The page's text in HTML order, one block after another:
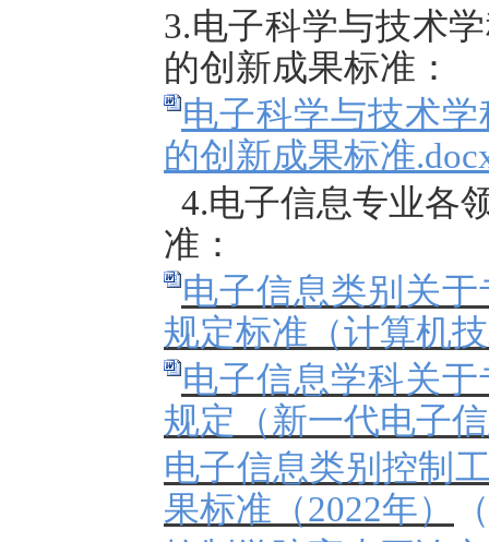
3.电子科学与技术
的创新成果标准：
电子科学与技术
的创新成果标准
4.电子信息专业各
准：
电子信息类别关
规定标准（计算机
电子信息学科关
规定（新一代电子
电子信息类别控制
果标准（2022年）